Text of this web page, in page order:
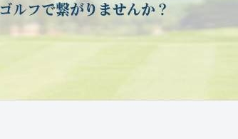
ゴルフで繋がりませんか？